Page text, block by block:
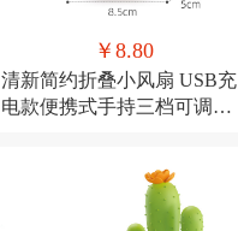
￥8.80
清新简约折叠小风扇 USB充
电款便携式手持三档可调节